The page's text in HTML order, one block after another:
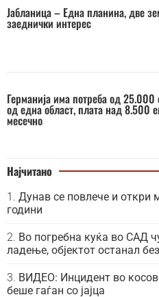
Јабланица – Една планина, две
заеднички интерес
Германија има потреба од 25.000
од една област, плата над 8.500
месечно
Најчитано
Дунав се повлече и откри
години
Во погребна куќа во САД
ладење, објектот останал
ВИДЕО: Инцидент во
беше гаѓан со јајца